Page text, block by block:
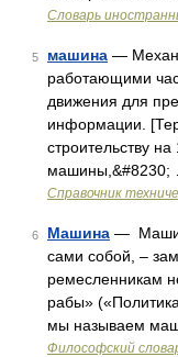
Словарь
5 машина —
работающими
движения для
информации.
строительству
машины,&#8230;
Справочник
6 Машина —
сами собой, –
ремесленникам
рабы»
мы называем
Философский